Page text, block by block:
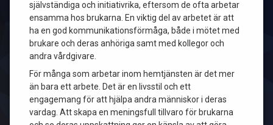
självständiga och initiativrika, eftersom de ofta arbetar
ensamma hos brukarna. En viktig del av arbetet är att
ha en god kommunikationsförmåga, både i mötet med
brukare och deras anhöriga samt med kollegor och
andra vårdgivare.
För många som arbetar inom hemtjänsten är det mer
än bara ett arbete. Det är en livsstil och ett
engagemang för att hjälpa andra människor i deras
vardag. Att skapa en meningsfull tillvaro för brukarna